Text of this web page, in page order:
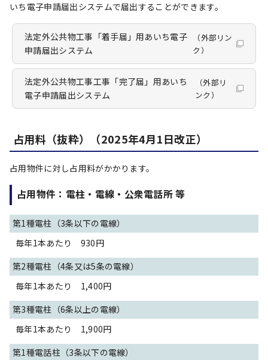
いち電子申請届出システムで届出することができます。
法定外公共物工事「着手届」用あいち電子
申請届出システム
（外部リン
ク）
法定外公共物工事工事「完了届」用あいち
電子申請届出システム
（外部リ
ンク）
占用料（抜粋）（2025年4月1日改正）
占用物件に対し占用料がかかります。
占用物件：電柱・電線・公衆電話所 等
第1種電柱（3条以下の電線）
毎年1本あたり 930円
第2種電柱（4条又は5条の電線）
毎年1本あたり 1,400円
第3種電柱（6条以上の電線）
毎年1本あたり 1,900円
第1種電話柱（3条以下の電線）